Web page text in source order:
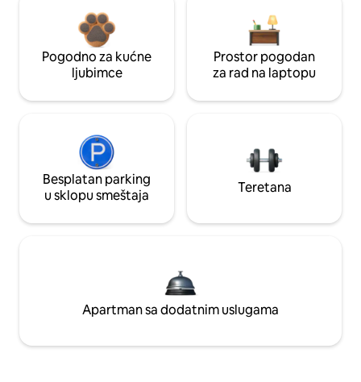
Pogodno za kućne
ljubimce
Prostor pogodan
za rad na laptopu
Besplatan parking
u sklopu smeštaja
Teretana
Apartman sa dodatnim uslugama